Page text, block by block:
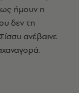
ήμουν η
δεν τη
ανέβαινε